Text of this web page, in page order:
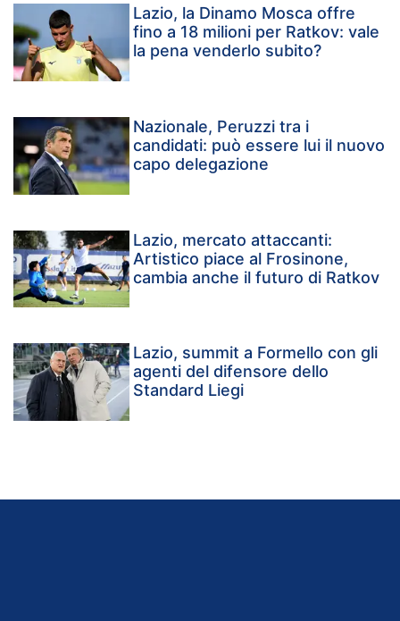
Lazio, la Dinamo Mosca offre
fino a 18 milioni per Ratkov: vale
la pena venderlo subito?
Nazionale, Peruzzi tra i
candidati: può essere lui il nuovo
capo delegazione
Lazio, mercato attaccanti:
Artistico piace al Frosinone,
cambia anche il futuro di Ratkov
Lazio, summit a Formello con gli
agenti del difensore dello
Standard Liegi